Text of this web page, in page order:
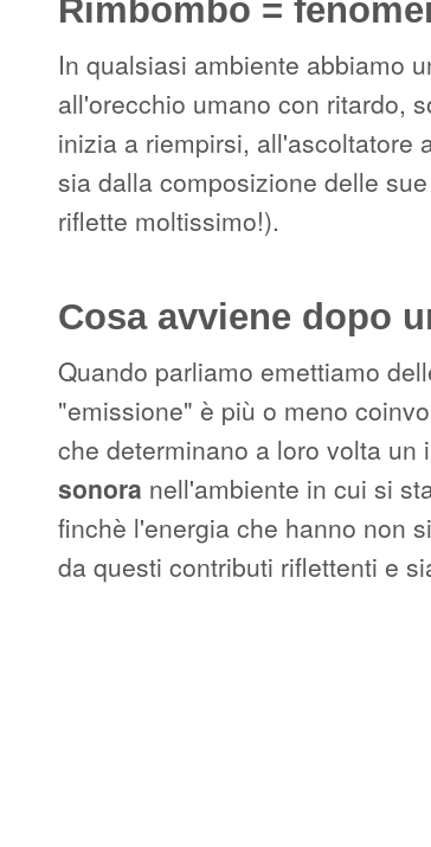
Rimbombo =
In qualsiasi ambiente abbiamo
all'orecchio umano con ritardo,
inizia a riempirsi, all'ascoltatore
sia dalla composizione delle
riflette moltissimo!).
Cosa avviene dopo
Quando parliamo emettiamo
"emissione" è più o meno
che determinano a loro volta un
sonora nell'ambiente in cui si
finchè l'energia che hanno non
da questi contributi riflettenti e